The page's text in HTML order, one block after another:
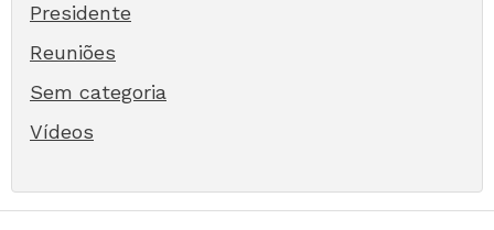
Presidente
Reuniões
Sem categoria
Vídeos